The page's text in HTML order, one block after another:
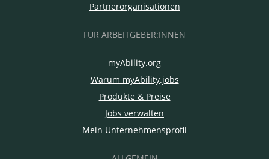
Partnerorganisationen
FÜR ARBEITGEBER:INNEN
myAbility.org
Warum myAbility.jobs
Produkte & Preise
Jobs verwalten
Mein Unternehmensprofil